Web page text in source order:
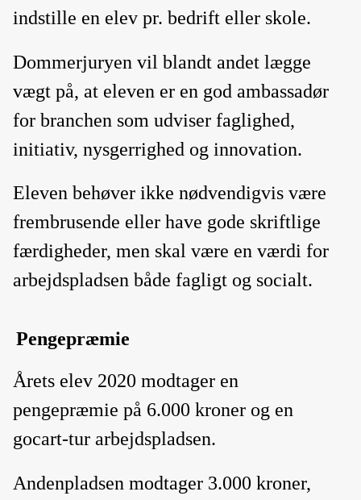
indstille en elev pr. bedrift eller skole.
Dommerjuryen vil blandt andet lægge
vægt på, at eleven er en god ambassadør
for branchen som udviser faglighed,
initiativ, nysgerrighed og innovation.
Eleven behøver ikke nødvendigvis være
frembrusende eller have gode skriftlige
færdigheder, men skal være en værdi for
arbejdspladsen både fagligt og socialt.
Pengepræmie
Årets elev 2020 modtager en
pengepræmie på 6.000 kroner og en
gocart-tur arbejdspladsen.
Andenpladsen modtager 3.000 kroner,